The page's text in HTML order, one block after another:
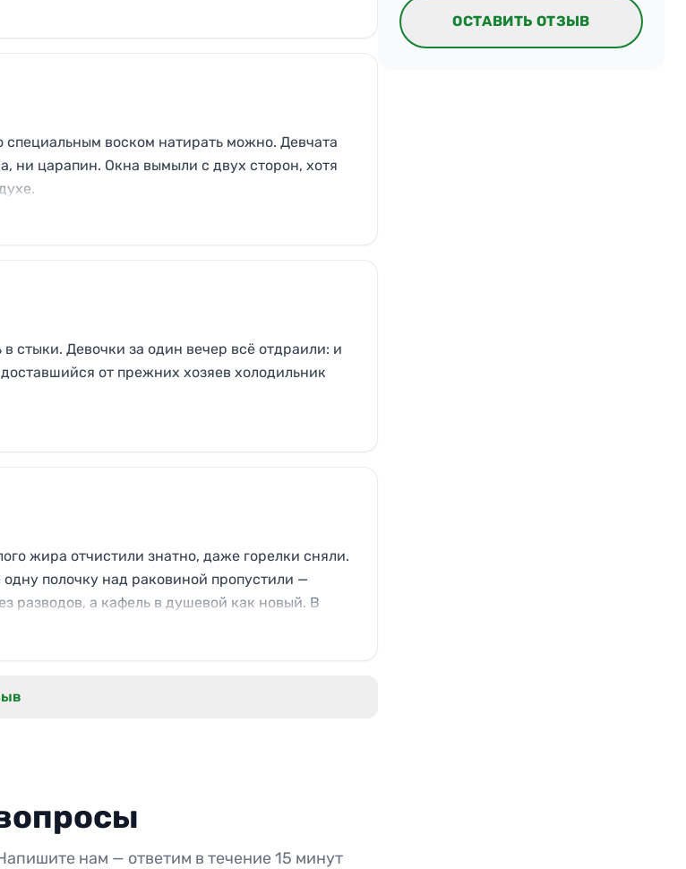
воском натирать можно. Девчата
ни царапин. Окна вымыли с двух сторон, хотя
стыки. Девочки за один вечер всё отдраили: и
от прежних хозяев холодильник
жира отчистили знатно, даже горелки сняли.
полочку над раковиной пропустили —
разводов, а кафель в душевой как новый. В
ОСТАВИТЬ ОТЗЫВ
нам — ответим в течение 15 минут